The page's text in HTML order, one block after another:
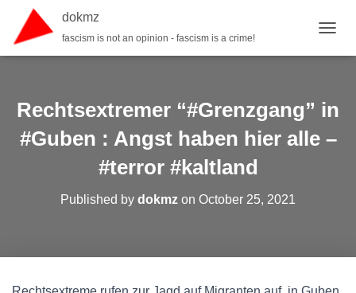
dokmz
fascism is not an opinion - fascism is a crime!
Rechtsextremer “#Grenzgang” in
#Guben : Angst haben hier alle –
#terror #kaltland
Published by dokmz on October 25, 2021